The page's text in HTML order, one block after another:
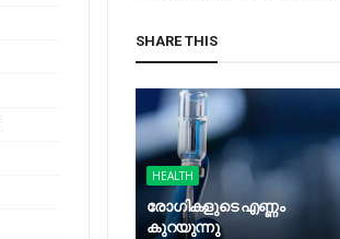
SHARE THIS
HEALTH
രോഗികളുടെ എണ്ണം
കുറയുന്നു